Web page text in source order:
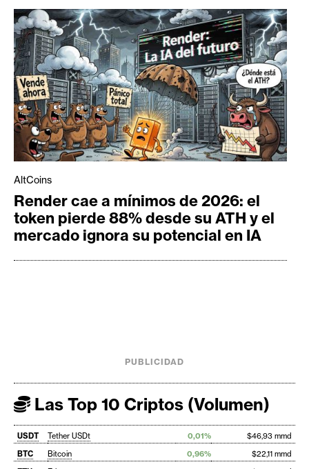
AltCoins
Render cae a mínimos de 2026: el
token pierde 88% desde su ATH y el
mercado ignora su potencial en IA
PUBLICIDAD
Las Top 10 Criptos (Volumen)
USDT Tether USDt 0,01%
$46,93 mmd
BTC
Bitcoin 0,96%
$22,11 mmd